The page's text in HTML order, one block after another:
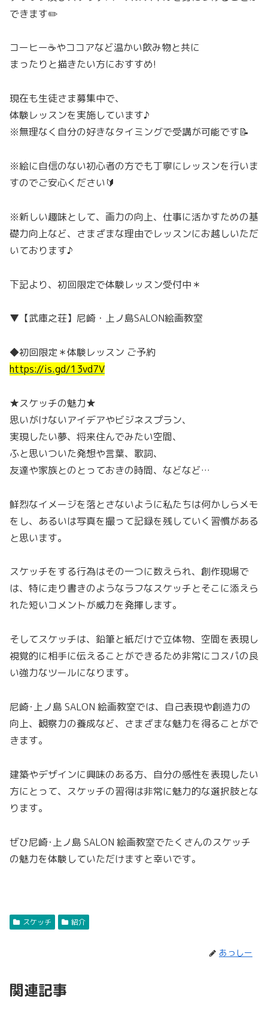
できます✏️
コーヒー☕️やココアなど温かい飲み物と共に
まったりと描きたい方におすすめ!
現在も生徒さま募集中で、
体験レッスンを実施しています♪
※無理なく自分の好きなタイミングで受講が可能です📝
※絵に自信のない初心者の方でも丁寧にレッスンを行いま
すのでご安心ください🔰
※新しい趣味として、画力の向上、仕事に活かすための基
礎力向上など、さまざまな理由でレッスンにお越しいただ
いております♪
下記より、初回限定で体験レッスン受付中＊
▼【武庫之荘】尼崎・上ノ島SALON絵画教室
◆初回限定＊体験レッスン ご予約
https://is.gd/13vd7V
★スケッチの魅力★
思いがけないアイデアやビジネスプラン、
実現したい夢、将来住んでみたい空間、
ふと思いついた発想や言葉、歌詞、
友達や家族とのとっておきの時間、などなど…
鮮烈なイメージを落とさないように私たちは何かしらメモ
をし、あるいは写真を撮って記録を残していく習慣がある
と思います。
スケッチをする行為はその一つに数えられ、創作現場で
は、特に走り書きのようなラフなスケッチとそこに添えら
れた短いコメントが威力を発揮します。
そしてスケッチは、鉛筆と紙だけで立体物、空間を表現し
視覚的に相手に伝えることができるため非常にコスパの良
い強力なツールになります。
尼崎･上ノ島 SALON 絵画教室では、自己表現や創造力の
向上、観察力の養成など、さまざまな魅力を得ることがで
きます。
建築やデザインに興味のある方、自分の感性を表現したい
方にとって、スケッチの習得は非常に魅力的な選択肢とな
ります。
ぜひ尼崎･上ノ島 SALON 絵画教室でたくさんのスケッチ
の魅力を体験していただけますと幸いです。
スケッチ 紹介
あっしー
関連記事